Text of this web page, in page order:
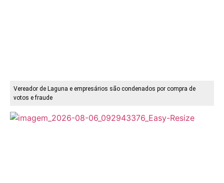
Vereador de Laguna e empresários são condenados por compra de
votos e fraude